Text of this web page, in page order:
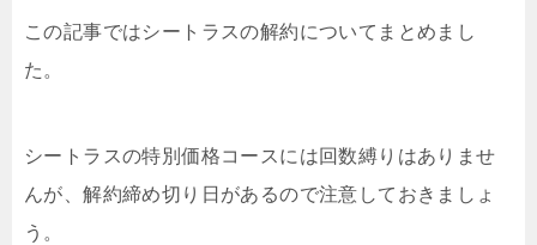
この記事ではシートラスの解約についてまとめまし
た。
シートラスの特別価格コースには回数縛りはありませ
んが、解約締め切り日があるので注意しておきましょ
う。